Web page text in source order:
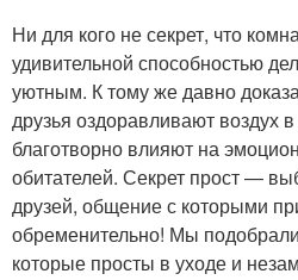
Ни для кого не секрет, что
удивительной способностью
уютным. К тому же давно
друзья оздоравливают воздух
благотворно влияют на
обитателей. Секрет прост —
друзей, общение с которыми
обременительно! Мы
которые просты в уходе и